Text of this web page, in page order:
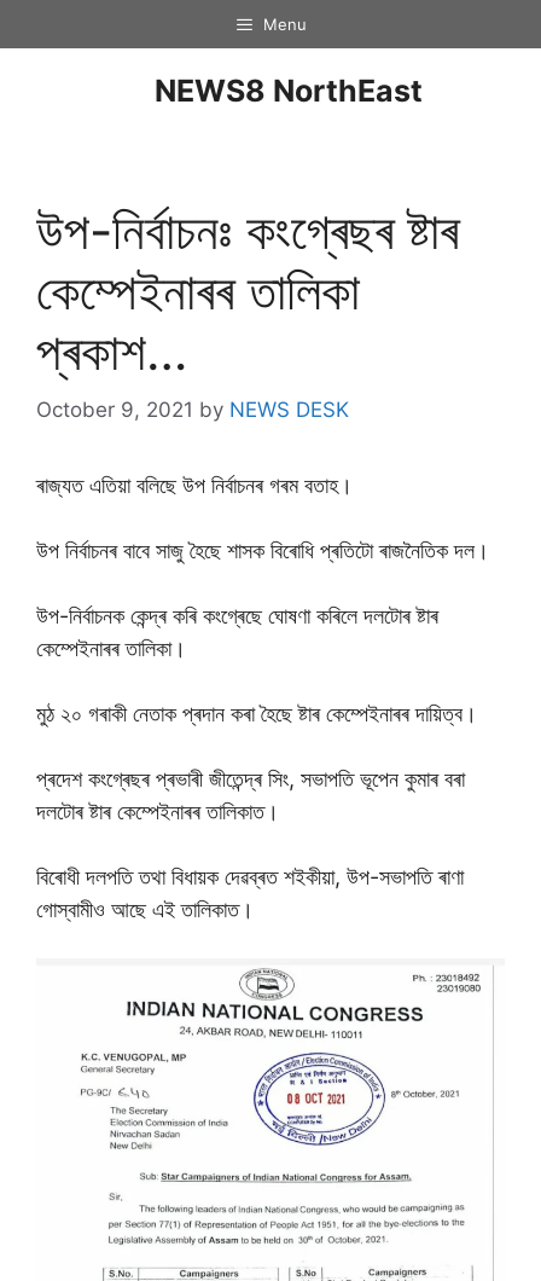
Menu
NEWS8 NorthEast
উপ-নিৰ্বাচনঃ কংগ্ৰেছৰ ষ্টাৰ
কেম্পেইনাৰৰ তালিকা
প্ৰকাশ…
October 9, 2021 by NEWS DESK
ৰাজ্যত এতিয়া বলিছে উপ নিৰ্বাচনৰ গৰম বতাহ।
উপ নিৰ্বাচনৰ বাবে সাজু হৈছে শাসক বিৰোধি প্ৰতিটো ৰাজনৈতিক দল।
উপ-নিৰ্বাচনক কেন্দ্ৰ কৰি কংগ্ৰেছে ঘোষণা কৰিলে দলটোৰ ষ্টাৰ
কেম্পেইনাৰৰ তালিকা।
মুঠ ২০ গৰাকী নেতাক প্ৰদান কৰা হৈছে ষ্টাৰ কেম্পেইনাৰৰ দায়িত্ব।
প্ৰদেশ কংগ্ৰেছৰ প্ৰভাৰী জীতেন্দ্ৰ সিং, সভাপতি ভূপেন কুমাৰ বৰা
দলটোৰ ষ্টাৰ কেম্পেইনাৰৰ তালিকাত।
বিৰোধী দলপতি তথা বিধায়ক দেৱব্ৰত শইকীয়া, উপ-সভাপতি ৰাণা
গোস্বামীও আছে এই তালিকাত।